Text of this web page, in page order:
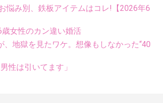
悩み別、鉄板アイテムはコレ!【2026年6
女性のカン違い婚活
地獄を見たワケ。想像もしなかった“40
性は引いてます」